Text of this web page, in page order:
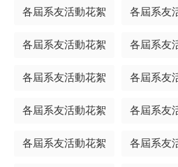
各屆系友活動花絮 各屆系友
各屆系友活動花絮 各屆系友
各屆系友活動花絮 各屆系友
各屆系友活動花絮 各屆系友
各屆系友活動花絮 各屆系友